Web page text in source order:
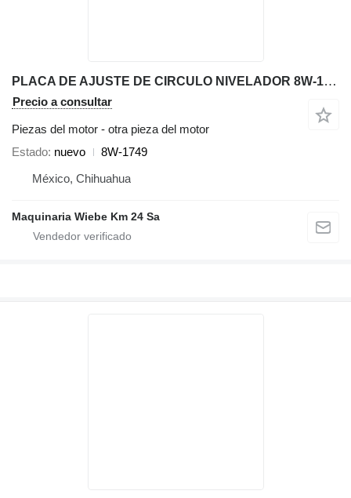
PLACA DE AJUSTE DE CIRCULO NIVELADOR 8W-1749 otra pieza del motor para Caterpillar 140H 140K 12K 1 motoniveladora
Precio a consultar
Piezas del motor - otra pieza del motor
Estado nuevo
8W-1749
México, Chihuahua
Maquinaria Wiebe Km 24 Sa